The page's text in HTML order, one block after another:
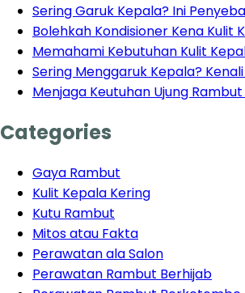
Sering Garuk Kepala? Ini
Bolehkah Kondisioner Kena Kulit
Memahami Kebutuhan Kulit
Sering Menggaruk Kepala?
Menjaga Keutuhan Ujung
Categories
Gaya Rambut
Kulit Kepala Kering
Kutu Rambut
Mitos atau Fakta
Perawatan ala Salon
Perawatan Rambut Berhijab